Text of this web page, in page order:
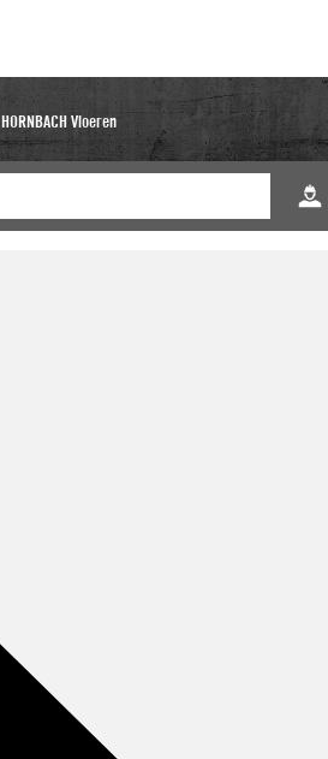
HORNBACH Vloeren